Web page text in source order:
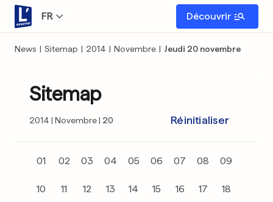
FR Découvrir
News | Sitemap | 2014 | Novembre | Jeudi 20 novembre
Sitemap
2014 Novembre 20 Réinitialiser
01 02 03 04 05 06 07 08 09
10 11 12 13 14 15 16 17 18